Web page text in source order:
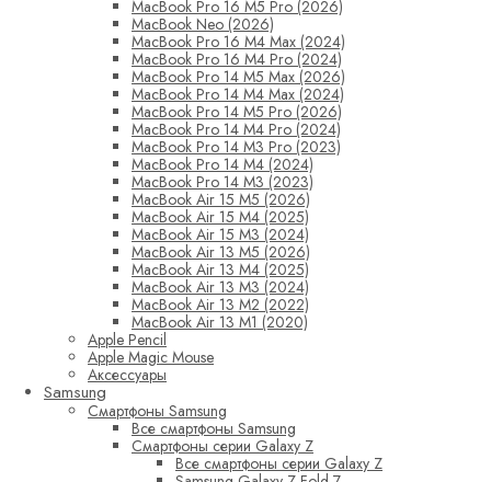
MacBook Pro 16 M5 Pro (2026)
MacBook Neo (2026)
MacBook Pro 16 M4 Max (2024)
MacBook Pro 16 M4 Pro (2024)
MacBook Pro 14 M5 Max (2026)
MacBook Pro 14 M4 Max (2024)
MacBook Pro 14 M5 Pro (2026)
MacBook Pro 14 M4 Pro (2024)
MacBook Pro 14 M3 Pro (2023)
MacBook Pro 14 M4 (2024)
MacBook Pro 14 M3 (2023)
MacBook Air 15 M5 (2026)
MacBook Air 15 M4 (2025)
MacBook Air 15 M3 (2024)
MacBook Air 13 M5 (2026)
MacBook Air 13 M4 (2025)
MacBook Air 13 M3 (2024)
MacBook Air 13 M2 (2022)
MacBook Air 13 M1 (2020)
Apple Pencil
Apple Magic Mouse
Аксессуары
Samsung
Смартфоны Samsung
Все смартфоны Samsung
Смартфоны серии Galaxy Z
Все смартфоны серии Galaxy Z